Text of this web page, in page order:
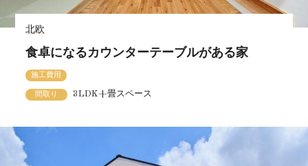
北欧
食卓になるカウンターテーブルがある家
施工費用
間取り 3LDK+畳スペース